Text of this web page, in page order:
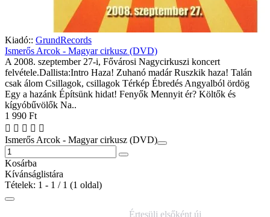
Kiadó:: GrundRecords
Ismerős Arcok - Magyar cirkusz (DVD)
A 2008. szeptember 27-i, Fővárosi Nagycirkuszi koncert
felvétele.Dallista:Intro Haza! Zuhanó madár Ruszkik haza! Talán
csak álom Csillagok, csillagok Térkép Ébredés Angyalból ördög
Egy a hazánk Építsünk hidat! Fenyők Mennyit ér? Költők és
kígyóbűvölők Na..
1 990 Ft
Ismerős Arcok - Magyar cirkusz (DVD)
Kosárba
Kívánságlistára
Tételek: 1 - 1 / 1 (1 oldal)
Értesülj elsőként új